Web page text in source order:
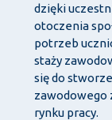
dzięki
otoczenia
potrzeb
staży
się do
zawodowego
rynku pracy.